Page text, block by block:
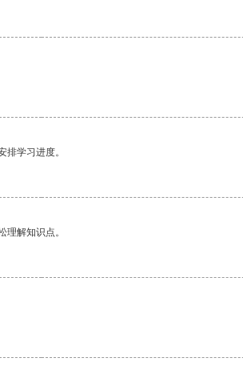
学习进度。
解知识点。